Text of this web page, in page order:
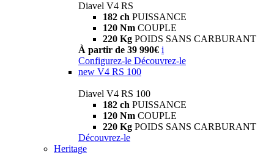
Diavel V4 RS
182 ch PUISSANCE
120 Nm COUPLE
220 Kg POIDS SANS CARBURANT
À partir de 39 990€ i
Configurez-le Découvrez-le
new V4 RS 100
Diavel V4 RS 100
182 ch PUISSANCE
120 Nm COUPLE
220 Kg POIDS SANS CARBURANT
Découvrez-le
Heritage